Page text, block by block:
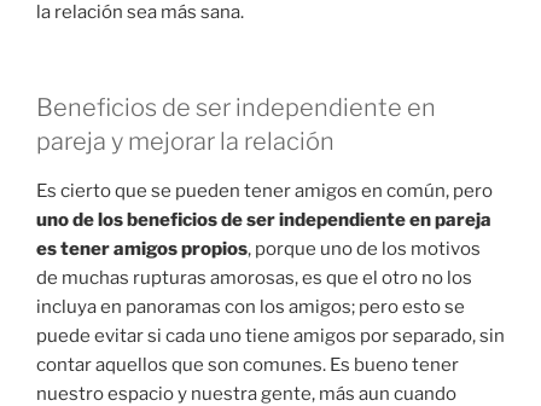
la relación sea más sana.
Beneficios de ser independiente en
pareja y mejorar la relación
Es cierto que se pueden tener amigos en común, pero
uno de los beneficios de ser independiente en pareja
es tener amigos propios, porque uno de los motivos
de muchas rupturas amorosas, es que el otro no los
incluya en panoramas con los amigos; pero esto se
puede evitar si cada uno tiene amigos por separado, sin
contar aquellos que son comunes. Es bueno tener
nuestro espacio y nuestra gente, más aun cuando